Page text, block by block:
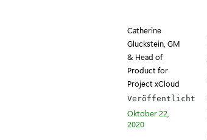
Catherine
Gluckstein, GM
& Head of
Product for
Project xCloud
Veröffentlicht
Oktober 22,
2020